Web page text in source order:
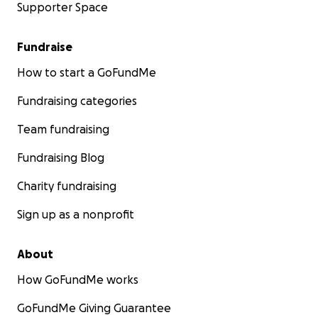
Supporter Space
Fundraise
How to start a GoFundMe
Fundraising categories
Team fundraising
Fundraising Blog
Charity fundraising
Sign up as a nonprofit
About
How GoFundMe works
GoFundMe Giving Guarantee